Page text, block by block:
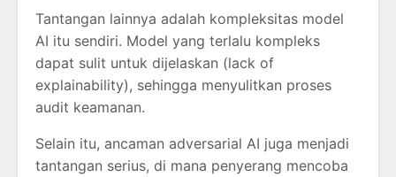
Tantangan lainnya adalah kompleksitas model
AI itu sendiri. Model yang terlalu kompleks
dapat sulit untuk dijelaskan (lack of
explainability), sehingga menyulitkan proses
audit keamanan.
Selain itu, ancaman adversarial AI juga menjadi
tantangan serius, di mana penyerang mencoba